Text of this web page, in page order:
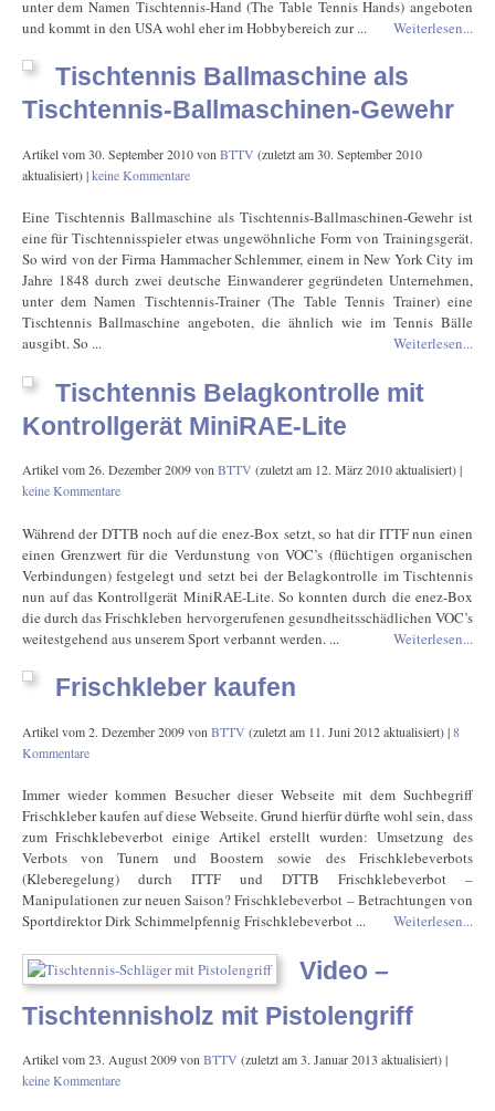
unter dem Namen Tischtennis-Hand (The Table Tennis Hands) angeboten
und kommt in den USA wohl eher im Hobbybereich zur ...
Weiterlesen...
Tischtennis Ballmaschine als
Tischtennis-Ballmaschinen-Gewehr
Artikel vom30. September 2010von BTTV (zuletzt am30. September 2010
aktualisiert) |keine Kommentare
Eine Tischtennis Ballmaschine als Tischtennis-Ballmaschinen-Gewehr ist
eine für Tischtennisspieler etwas ungewöhnliche Form von Trainingsgerät.
So wird von der Firma Hammacher Schlemmer, einem in New York City im
Jahre 1848 durch zwei deutsche Einwanderer gegründeten Unternehmen,
unter dem Namen Tischtennis-Trainer (The Table Tennis Trainer) eine
Tischtennis Ballmaschine angeboten, die ähnlich wie im Tennis Bälle
ausgibt. So ...
Weiterlesen...
Tischtennis Belagkontrolle mit
Kontrollgerät MiniRAE-Lite
Artikel vom26. Dezember 2009von BTTV (zuletzt am 12. März 2010aktualisiert) |
keine Kommentare
Während der DTTB noch auf die enez-Box setzt, so hat dir ITTF nun einen
einen Grenzwert für die Verdunstung von VOC’s (flüchtigen organischen
Verbindungen) festgelegt und setzt bei der Belagkontrolle im Tischtennis
nun auf das Kontrollgerät MiniRAE-Lite. So konnten durch die enez-Box
die durch das Frischkleben hervorgerufenen gesundheitsschädlichen VOC’s
weitestgehend aus unserem Sport verbannt werden. ...
Weiterlesen...
Frischkleber kaufen
Artikel vom2. Dezember 2009von BTTV (zuletzt am 11. Juni 2012aktualisiert) |8
Kommentare
Immer wieder kommen Besucher dieser Webseite mit dem Suchbegriff
Frischkleber kaufen auf diese Webseite. Grund hierfür dürfte wohl sein, dass
zum Frischklebeverbot einige Artikel erstellt wurden: Umsetzung des
Verbots von Tunern und Boostern sowie des Frischklebeverbots
(Kleberegelung) durch ITTF und DTTB Frischklebeverbot –
Manipulationen zur neuen Saison? Frischklebeverbot – Betrachtungen von
Sportdirektor Dirk Schimmelpfennig Frischklebeverbot ...
Weiterlesen...
Video –
Tischtennisholz mit Pistolengriff
Artikel vom23. August 2009von BTTV (zuletzt am3. Januar 2013 aktualisiert) |
keine Kommentare